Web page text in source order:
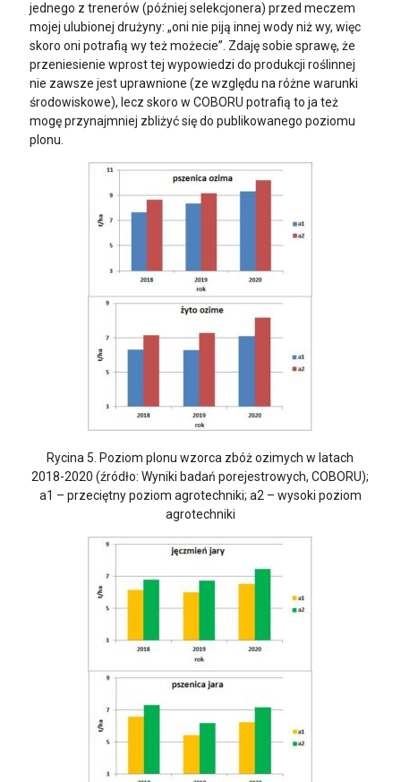
jednego z trenerów (później selekcjonera) przed meczem
mojej ulubionej drużyny: „oni nie piją innej wody niż wy, więc
skoro oni potrafią wy też możecie”. Zdaję sobie sprawę, że
przeniesienie wprost tej wypowiedzi do produkcji roślinnej
nie zawsze jest uprawnione (ze względu na różne warunki
środowiskowe), lecz skoro w COBORU potrafią to ja też
mogę przynajmniej zbliżyć się do publikowanego poziomu
plonu.
Rycina 5. Poziom plonu wzorca zbóż ozimych w latach
2018-2020 (źródło: Wyniki badań porejestrowych, COBORU);
a1 – przeciętny poziom agrotechniki; a2 – wysoki poziom
agrotechniki